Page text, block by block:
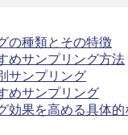
の種類とその特徴
めサンプリング方法
サンプリング
めサンプリング
効果を高める具体的